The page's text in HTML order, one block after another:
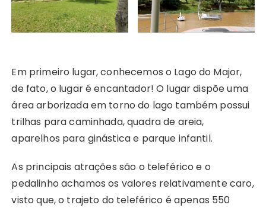
Em primeiro lugar, conhecemos o Lago do Major,
de fato, o lugar é encantador! O lugar dispõe uma
área arborizada em torno do lago também possui
trilhas para caminhada, quadra de areia,
aparelhos para ginástica e parque infantil.
As principais atrações são o teleférico e o
pedalinho achamos os valores relativamente caro,
visto que, o trajeto do teleférico é apenas 550